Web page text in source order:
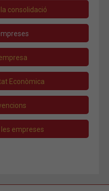
consolidació
Econòmica
empreses